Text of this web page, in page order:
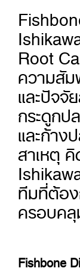
Root
ความสั
และปัจจั
กระดูก
และก้าง
สาเหตุ
ทีมที่ต้อ
ครอบค
Fishbone